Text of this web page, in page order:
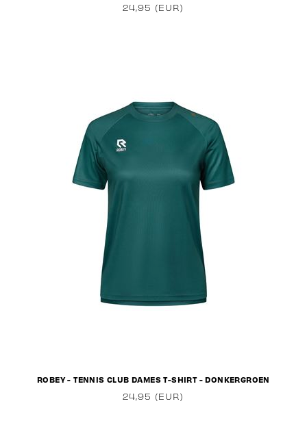
24,95 (EUR)
ROBEY - TENNIS CLUB DAMES T-SHIRT - DONKERGROEN
24,95 (EUR)